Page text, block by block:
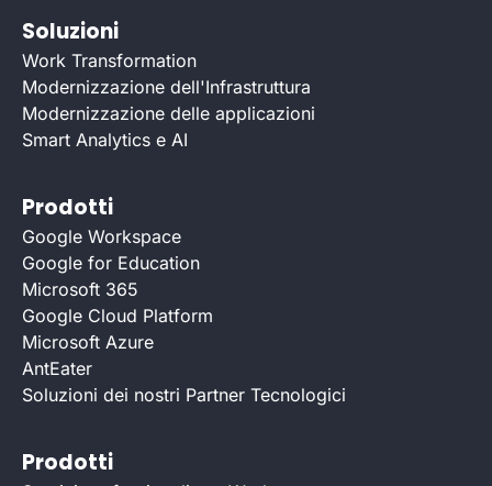
Soluzioni
Work Transformation
Modernizzazione dell'Infrastruttura
Modernizzazione delle applicazioni
Smart Analytics e AI
Prodotti
Google Workspace
Google for Education
Microsoft 365
Google Cloud Platform
Microsoft Azure
AntEater
Soluzioni dei nostri Partner Tecnologici
Prodotti